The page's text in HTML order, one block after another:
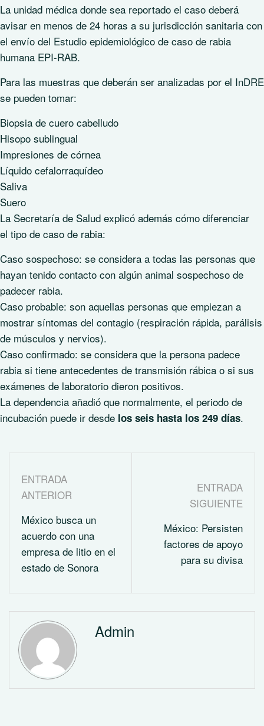
La unidad médica donde sea reportado el caso deberá
avisar en menos de 24 horas a su jurisdicción sanitaria con
el envío del Estudio epidemiológico de caso de rabia
humana EPI-RAB.
Para las muestras que deberán ser analizadas por el InDRE
se pueden tomar:
Biopsia de cuero cabelludo
Hisopo sublingual
Impresiones de córnea
Líquido cefalorraquídeo
Saliva
Suero
La Secretaría de Salud explicó además cómo diferenciar
el tipo de caso de rabia:
Caso sospechoso: se considera a todas las personas que
hayan tenido contacto con algún animal sospechoso de
padecer rabia.
Caso probable: son aquellas personas que empiezan a
mostrar síntomas del contagio (respiración rápida, parálisis
de músculos y nervios).
Caso confirmado: se considera que la persona padece
rabia si tiene antecedentes de transmisión rábica o si sus
exámenes de laboratorio dieron positivos.
La dependencia añadió que normalmente, el periodo de
incubación puede ir desde los seis hasta los 249 días.
ENTRADA
ANTERIOR
México busca un
acuerdo con una
empresa de litio en el
estado de Sonora
ENTRADA
SIGUIENTE
México: Persisten
factores de apoyo
para su divisa
Admin